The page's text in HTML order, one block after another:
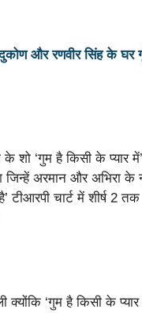
और रणवीर सिंह के घर
शो ‘गुम है किसी के प्यार
जिन्हें अरमान और अभिरा के
टीआरपी चार्ट में शीर्ष 2 तक
क्योंकि ‘गुम है किसी के प्यार